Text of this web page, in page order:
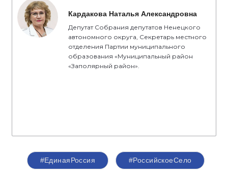
Кардакова Наталья Александровна
Депутат Собрания депутатов Ненецкого
автономного округа, Секретарь местного
отделения Партии муниципального
образования «Муниципальный район
«Заполярный район».
#ЕдинаяРоссия #РоссийскоеСело